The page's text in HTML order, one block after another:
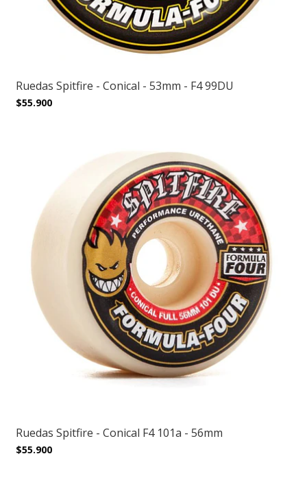
Ruedas Spitfire - Conical - 53mm - F4 99DU
$55.900
Ruedas Spitfire - Conical F4 101a - 56mm
$55.900